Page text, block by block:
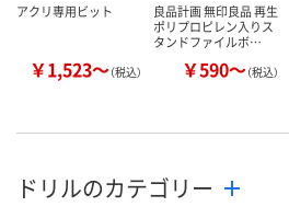
アクリ専用ビット
￥1,523～（税込）
良品計画 無印良品 再生
ポリプロピレン入りス
タンドファイルボ…
￥590～（税込）
ドリルのカテゴリー